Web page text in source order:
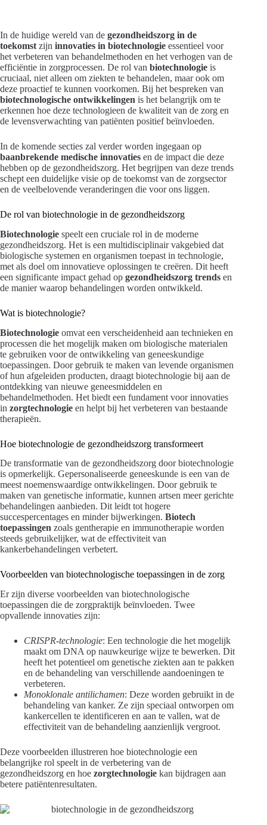
In de huidige wereld van de gezondheidszorg in de
toekomst zijn innovaties in biotechnologie essentieel voor
het verbeteren van behandelmethoden en het verhogen van de
efficiëntie in zorgprocessen. De rol van biotechnologie is
cruciaal, niet alleen om ziekten te behandelen, maar ook om
deze proactief te kunnen voorkomen. Bij het bespreken van
biotechnologische ontwikkelingen is het belangrijk om te
erkennen hoe deze technologieen de kwaliteit van de zorg en
de levensverwachting van patiënten positief beïnvloeden.
In de komende secties zal verder worden ingegaan op
baanbrekende medische innovaties en de impact die deze
hebben op de gezondheidszorg. Het begrijpen van deze trends
schept een duidelijke visie op de toekomst van de zorgsector
en de veelbelovende veranderingen die voor ons liggen.
De rol van biotechnologie in de gezondheidszorg
Biotechnologie speelt een cruciale rol in de moderne
gezondheidszorg. Het is een multidisciplinair vakgebied dat
biologische systemen en organismen toepast in technologie,
met als doel om innovatieve oplossingen te creëren. Dit heeft
een significante impact gehad op gezondheidszorg trends en
de manier waarop behandelingen worden ontwikkeld.
Wat is biotechnologie?
Biotechnologie omvat een verscheidenheid aan technieken en
processen die het mogelijk maken om biologische materialen
te gebruiken voor de ontwikkeling van geneeskundige
toepassingen. Door gebruik te maken van levende organismen
of hun afgeleiden producten, draagt biotechnologie bij aan de
ontdekking van nieuwe geneesmiddelen en
behandelmethoden. Het biedt een fundament voor innovaties
in zorgtechnologie en helpt bij het verbeteren van bestaande
therapieën.
Hoe biotechnologie de gezondheidszorg transformeert
De transformatie van de gezondheidszorg door biotechnologie
is opmerkelijk. Gepersonaliseerde geneeskunde is een van de
meest noemenswaardige ontwikkelingen. Door gebruik te
maken van genetische informatie, kunnen artsen meer gerichte
behandelingen aanbieden. Dit leidt tot hogere
succespercentages en minder bijwerkingen. Biotech
toepassingen zoals gentherapie en immunotherapie worden
steeds gebruikelijker, wat de effectiviteit van
kankerbehandelingen verbetert.
Voorbeelden van biotechnologische toepassingen in de zorg
Er zijn diverse voorbeelden van biotechnologische
toepassingen die de zorgpraktijk beïnvloeden. Twee
opvallende innovaties zijn:
CRISPR-technologie: Een technologie die het mogelijk
maakt om DNA op nauwkeurige wijze te bewerken. Dit
heeft het potentieel om genetische ziekten aan te pakken
en de behandeling van verschillende aandoeningen te
verbeteren.
Monoklonale antilichamen: Deze worden gebruikt in de
behandeling van kanker. Ze zijn speciaal ontworpen om
kankercellen te identificeren en aan te vallen, wat de
effectiviteit van de behandeling aanzienlijk vergroot.
Deze voorbeelden illustreren hoe biotechnologie een
belangrijke rol speelt in de verbetering van de
gezondheidszorg en hoe zorgtechnologie kan bijdragen aan
betere patiëntenresultaten.